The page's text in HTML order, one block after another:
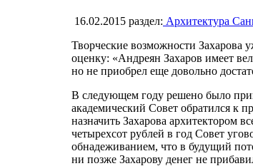
16.02.2015 раздел: Архитектура
Творческие возможности Захарова
оценку: «Андреян Захаров имеет
но не приобрел еще довольно
В следующем году решено было
академический Совет обратился
назначить Захарова архитектором
четырехсот рублей в год Совет
обнадеживанием, что в будущий
ни позже Захарову денег не